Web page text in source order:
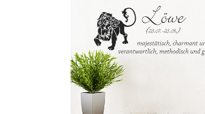
nur Text
nur Motiv (0)
Text mit Motiv